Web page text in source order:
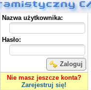
Panel użytkownika
Nazwa użytkownika:
Hasło:
Zaloguj
Nie masz jeszcze konta?
Zarejestruj się!